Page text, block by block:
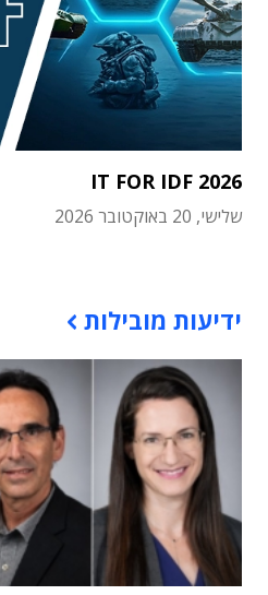
IT FOR IDF 2026
שלישי, 20 באוקטובר 2026
ידיעות מובילות